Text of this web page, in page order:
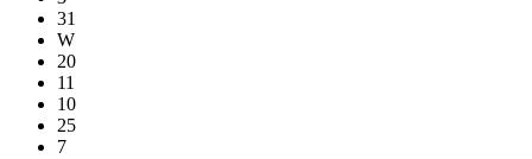
31
W
20
11
10
25
7